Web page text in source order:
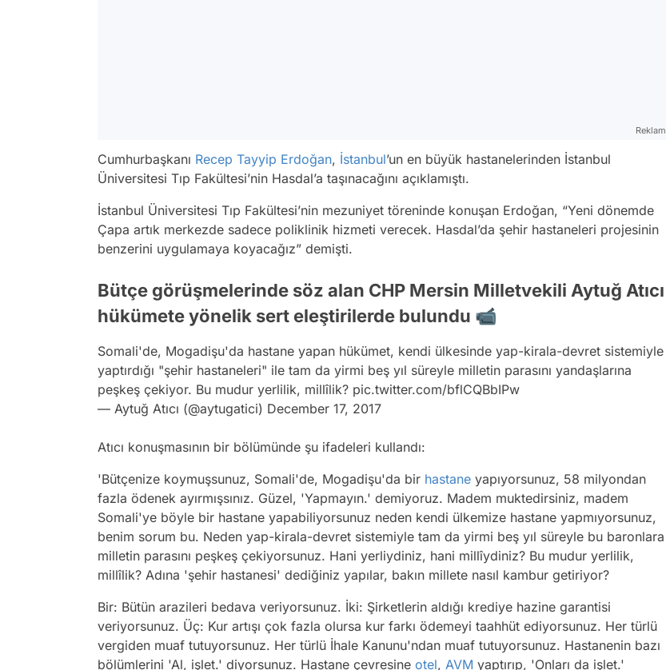
Reklam
Cumhurbaşkanı Recep Tayyip Erdoğan, İstanbul’un en büyük hastanelerinden İstanbul
Üniversitesi Tıp Fakültesi’nin Hasdal’a taşınacağını açıklamıştı.
İstanbul Üniversitesi Tıp Fakültesi’nin mezuniyet töreninde konuşan Erdoğan, “Yeni dönemde
Çapa artık merkezde sadece poliklinik hizmeti verecek. Hasdal’da şehir hastaneleri projesinin
benzerini uygulamaya koyacağız” demişti.
Bütçe görüşmelerinde söz alan CHP Mersin Milletvekili Aytuğ Atıcı
hükümete yönelik sert eleştirilerde bulundu 📹
Somali'de, Mogadişu'da hastane yapan hükümet, kendi ülkesinde yap-kirala-devret sistemiyle
yaptırdığı "şehir hastaneleri" ile tam da yirmi beş yıl süreyle milletin parasını yandaşlarına
peşkeş çekiyor. Bu mudur yerlilik, millîlik? pic.twitter.com/bflCQBbIPw
— Aytuğ Atıcı (@aytugatici) December 17, 2017
Atıcı konuşmasının bir bölümünde şu ifadeleri kullandı:
'Bütçenize koymuşsunuz, Somali'de, Mogadişu'da bir hastane yapıyorsunuz, 58 milyondan
fazla ödenek ayırmışsınız. Güzel, 'Yapmayın.' demiyoruz. Madem muktedirsiniz, madem
Somali'ye böyle bir hastane yapabiliyorsunuz neden kendi ülkemize hastane yapmıyorsunuz,
benim sorum bu. Neden yap-kirala-devret sistemiyle tam da yirmi beş yıl süreyle bu baronlara
milletin parasını peşkeş çekiyorsunuz. Hani yerliydiniz, hani millîydiniz? Bu mudur yerlilik,
millîlik? Adına 'şehir hastanesi' dediğiniz yapılar, bakın millete nasıl kambur getiriyor?
Bir: Bütün arazileri bedava veriyorsunuz. İki: Şirketlerin aldığı krediye hazine garantisi
veriyorsunuz. Üç: Kur artışı çok fazla olursa kur farkı ödemeyi taahhüt ediyorsunuz. Her türlü
vergiden muaf tutuyorsunuz. Her türlü İhale Kanunu'ndan muaf tutuyorsunuz. Hastanenin bazı
bölümlerini 'Al, işlet.' diyorsunuz. Hastane çevresine otel, AVM yaptırıp, 'Onları da işlet.'